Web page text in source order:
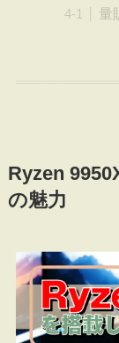
量
Ryzen
の魅力